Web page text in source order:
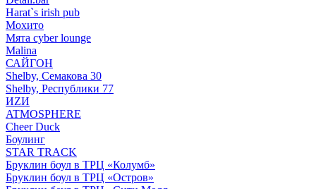
Harat`s irish pub
Мохито
Мята cyber lounge
Malina
САЙГОН
Shelby, Семакова 30
Shelby, Республики 77
ИZИ
ATMOSPHERE
Cheer Duck
Боулинг
STAR TRACK
Бруклин боул в ТРЦ «Колумб»
Бруклин боул в ТРЦ «Остров»